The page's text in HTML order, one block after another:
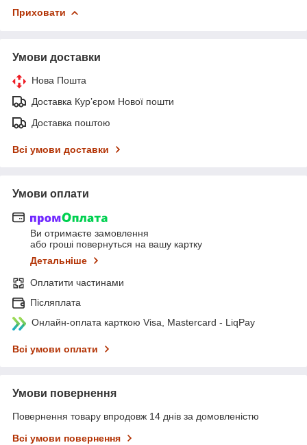
Приховати
Умови доставки
Нова Пошта
Доставка Курʼєром Нової пошти
Доставка поштою
Всі умови доставки
Умови оплати
Ви отримаєте замовлення
або гроші повернуться на вашу картку
Детальніше
Оплатити частинами
Післяплата
Онлайн-оплата карткою Visa, Mastercard - LiqPay
Всі умови оплати
Умови повернення
Повернення товару впродовж 14 днів за домовленістю
Всі умови повернення